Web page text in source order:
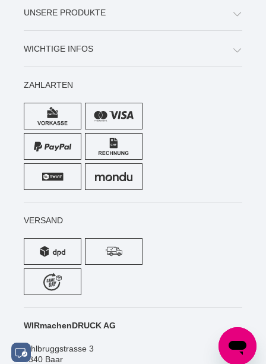
UNSERE PRODUKTE
WICHTIGE INFOS
ZAHLARTEN
VERSAND
WIRmachenDRUCK AG
Sihlbruggstrasse 3
6340 Baar